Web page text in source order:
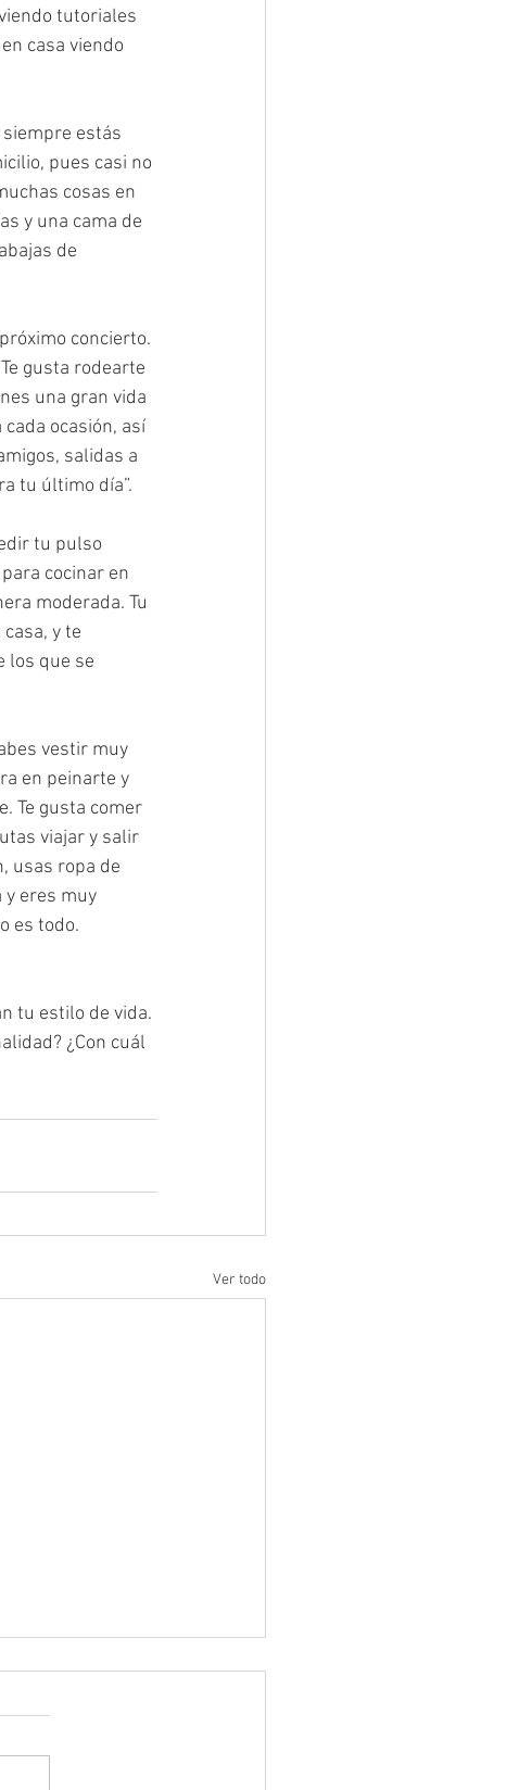
tutoriales
casa viendo
estás
pues casi no
cosas en
y una cama de
de
concierto.
gusta rodearte
una gran vida
ocasión, así
salidas a
tu último día”.
tu pulso
cocinar en
moderada. Tu
y te
los que se
vestir muy
en peinarte y
Te gusta comer
viajar y salir
usas ropa de
y eres muy
es todo.
tu estilo de vida.
¿Con cuál
Ver todo